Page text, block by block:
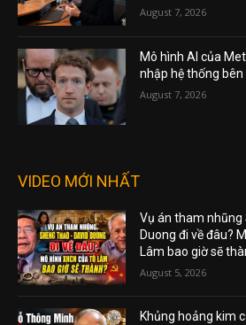
August 7, 2026
Mô hình AI của
nhập hệ thống
August 7, 2026
VIDEO MỚI NHẤT
Vụ án tham nhũng
Duong đi về đâu?
Lâm bao giờ sẽ
August 5, 2026
Khủng hoảng kim